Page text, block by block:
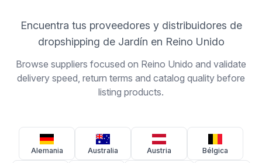
Encuentra tus proveedores y distribuidores de
dropshipping de Jardín en Reino Unido
Browse suppliers focused on Reino Unido and validate
delivery speed, return terms and catalog quality before
listing products.
Alemania Australia Austria Bélgica